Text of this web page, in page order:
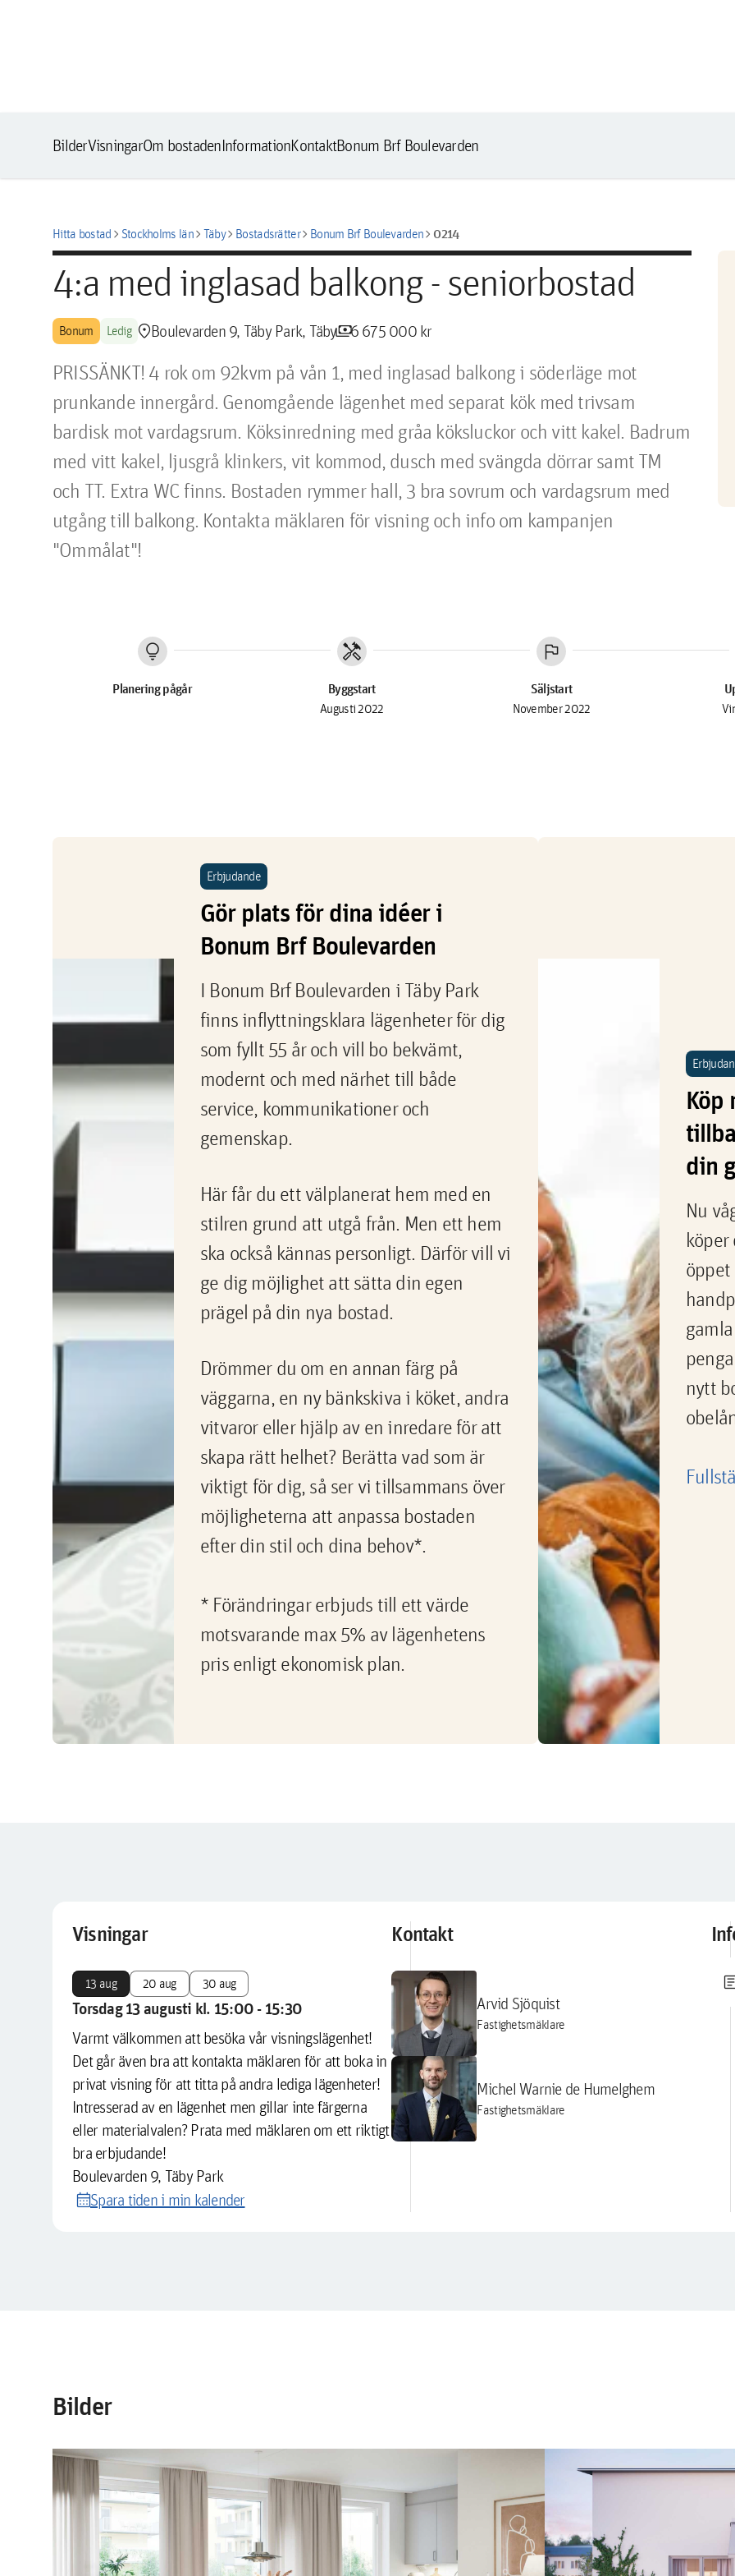
BilderVisningarOm bostadenInformationKontaktBonum Brf Boulevarden
Hitta bostadchevron_rightStockholms länchevron_rightTäbychevron_rightBostadsrätterchevron_rightBonum Brf Boulevardenchevron_right0214
4:a med inglasad balkong - seniorbostad
Bonum Ledig location_pinBoulevarden 9, Täby Park, Täbypayments6 675 000 kr
PRISSÄNKT! 4 rok om 92kvm på vån 1, med inglasad balkong i söderläge mot
prunkande innergård. Genomgående lägenhet med separat kök med trivsam
bardisk mot vardagsrum. Köksinredning med gråa köksluckor och vitt kakel. Badrum
med vitt kakel, ljusgrå klinkers, vit kommod, dusch med svängda dörrar samt TM
och TT. Extra WC finns. Bostaden rymmer hall, 3 bra sovrum och vardagsrum med
utgång till balkong. Kontakta mäklaren för visning och info om kampanjen
"Ommålat"!
lightbulb
Planering pågår
handyman
Byggstart
Augusti 2022
flag
Säljstart
November 2022
Erbjudande
Gör plats för dina idéer i
Bonum Brf Boulevarden
I Bonum Brf Boulevarden i Täby Park
finns inflyttningsklara lägenheter för dig
som fyllt 55 år och vill bo bekvämt,
modernt och med närhet till både
service, kommunikationer och
gemenskap.
Här får du ett välplanerat hem med en
stilren grund att utgå från. Men ett hem
ska också kännas personligt. Därför vill vi
ge dig möjlighet att sätta din egen
prägel på din nya bostad.
Drömmer du om en annan färg på
väggarna, en ny bänkskiva i köket, andra
vitvaror eller hjälp av en inredare för att
skapa rätt helhet? Berätta vad som är
viktigt för dig, så ser vi tillsammans över
möjligheterna att anpassa bostaden
efter din stil och dina behov*.
* Förändringar erbjuds till ett värde
motsvarande max 5% av lägenhetens
pris enligt ekonomisk plan.
Köp
din
Nu
köper
öppet
nytt
Visningar
13 aug 20 aug 30 aug
Torsdag 13 augusti kl. 15:00 - 15:30
Varmt välkommen att besöka vår visningslägenhet!
Det går även bra att kontakta mäklaren för att boka in
privat visning för att titta på andra lediga lägenheter!
Intresserad av en lägenhet men gillar inte färgerna
eller materialvalen? Prata med mäklaren om ett riktigt
bra erbjudande!
Boulevarden 9, Täby Park
calendar_monthSpara tiden i min kalender
Kontakt
Arvid Sjöquist
Fastighetsmäklare
Michel Warnie de Humelghem
Fastighetsmäklare
Bilder